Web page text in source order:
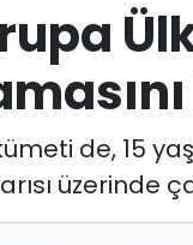
de, 15
üzerinde